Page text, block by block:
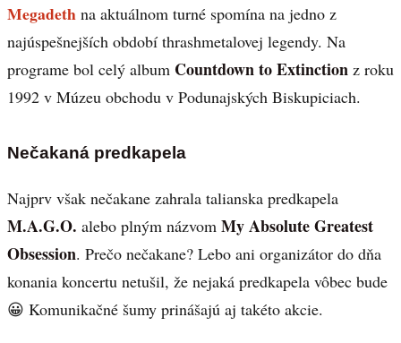
Megadeth na aktuálnom turné spomína na jedno z
najúspešnejších období thrashmetalovej legendy. Na
programe bol celý album Countdown to Extinction z roku
1992 v Múzeu obchodu v Podunajských Biskupiciach.
Nečakaná predkapela
Najprv však nečakane zahrala talianska predkapela
M.A.G.O. alebo plným názvom My Absolute Greatest
Obsession. Prečo nečakane? Lebo ani organizátor do dňa
konania koncertu netušil, že nejaká predkapela vôbec bude
😀 Komunikačné šumy prinášajú aj takéto akcie.